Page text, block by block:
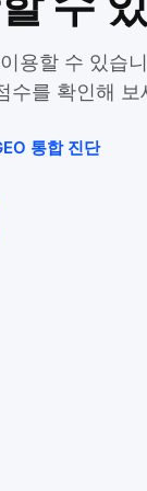
용할 수 있습
수를 확인해 보
통합 진단